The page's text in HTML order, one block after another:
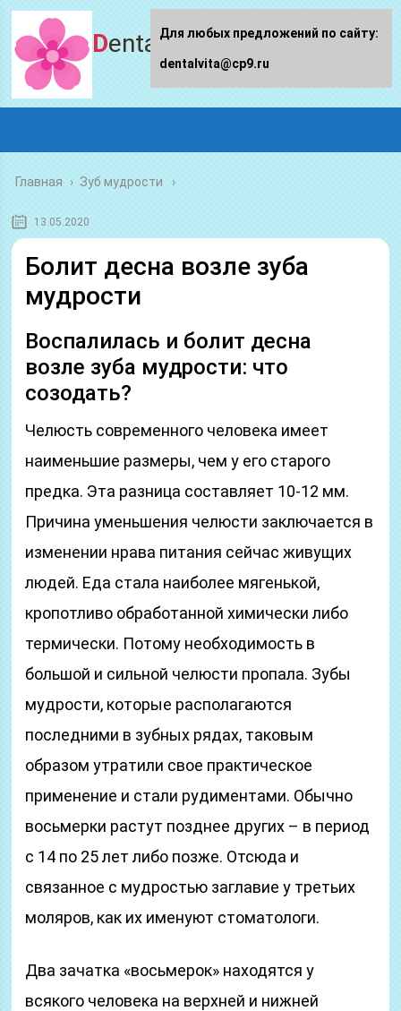
Dentalvita.ru
Главная › Зуб мудрости
13.05.2020
Болит десна возле зуба
мудрости
Воспалилась и болит десна
возле зуба мудрости: что
созодать?
Челюсть современного человека имеет
наименьшие размеры, чем у его старого
предка. Эта разница составляет 10-12 мм.
Причина уменьшения челюсти заключается в
изменении нрава питания сейчас живущих
людей. Еда стала наиболее мягенькой,
кропотливо обработанной химически либо
термически. Потому необходимость в
большой и сильной челюсти пропала. Зубы
мудрости, которые располагаются
последними в зубных рядах, таковым
образом утратили свое практическое
применение и стали рудиментами. Обычно
восьмерки растут позднее других – в период
с 14 по 25 лет либо позже. Отсюда и
связанное с мудростью заглавие у третьих
моляров, как их именуют стоматологи.
Два зачатка «восьмерок» находятся у
всякого человека на верхней и нижней
Для любых предложений по сайту:
dentalvita@cp9.ru